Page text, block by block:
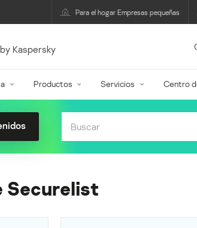
Para el hogar Empresas pequeñas
by Kaspersky
Productos Servicios Centro
Securelist